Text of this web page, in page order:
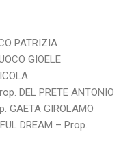
PATRIZIA
GIOELE
DEL PRETE ANTONIO
GAETA GIROLAMO
DREAM – Prop.